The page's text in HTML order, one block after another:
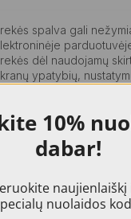
spalva gali
dėl naudojamų
ypatybių,
10%
dabar!
naujienlaiškį
nuolaidos